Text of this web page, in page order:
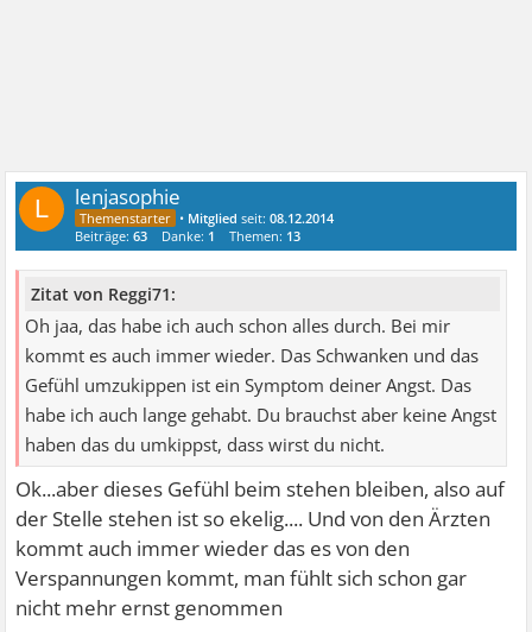
L lenjasophie
• Mitglied seit:08.12.2014
Beiträge:63 Danke: 1 Themen: 13
Zitat von Reggi71:
Oh jaa, das habe ich auch schon alles durch. Bei mir
kommt es auch immer wieder. Das Schwanken und das
Gefühl umzukippen ist ein Symptom deiner Angst. Das
habe ich auch lange gehabt. Du brauchst aber keine Angst
haben das du umkippst, dass wirst du nicht.
Ok...aber dieses Gefühl beim stehen bleiben, also auf
der Stelle stehen ist so ekelig.... Und von den Ärzten
kommt auch immer wieder das es von den
Verspannungen kommt, man fühlt sich schon gar
nicht mehr ernst genommen